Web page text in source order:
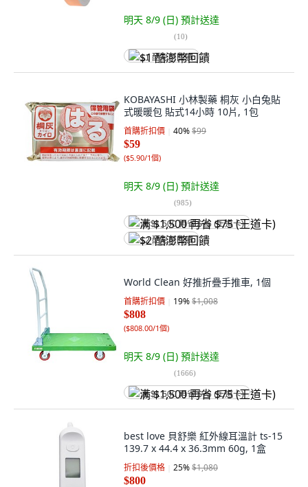
明天 8/9 (日) 預計送達
(10)
$1 酷澎幣回饋
KOBAYASHI 小林製藥 桐灰 小白兔貼
式暖暖包 貼式14小時 10片, 1包
首購折扣價 40%$99
$59
($5.90/1個)
明天 8/9 (日) 預計送達
(985)
满 $1,500 再省 $75 (王道卡)
$2 酷澎幣回饋
World Clean 好推折疊手推車, 1個
首購折扣價 19%$1,008
$808
($808.00/1個)
明天 8/9 (日) 預計送達
(1666)
满 $1,500 再省 $75 (王道卡)
best love 貝舒樂 紅外線耳溫計 ts-15
139.7 x 44.4 x 36.3mm 60g, 1盒
折扣後價格 25%$1,080
$800